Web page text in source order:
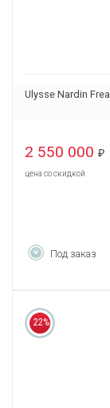
Ulysse Nardin
2 550 000 ₽
цена со скидкой
Под заказ
22%